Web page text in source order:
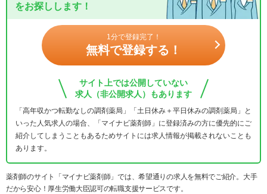
をお探しします！
1分で登録完了！
無料で登録する！
サイト上では公開していない
求人（非公開求人）もあります
「高年収かつ転勤なしの調剤薬局」「土日休み＋平日休みの調剤薬局」と
いった人気求人の場合、「マイナビ薬剤師」に登録済みの方に優先的にご
紹介してしまうこともあるためサイトには求人情報が掲載されないことも
あります。
薬剤師のサイト「マイナビ薬剤師」では、希望通りの求人を無料でご紹介。大手
だから安心！厚生労働大臣認可の転職支援サービスです。